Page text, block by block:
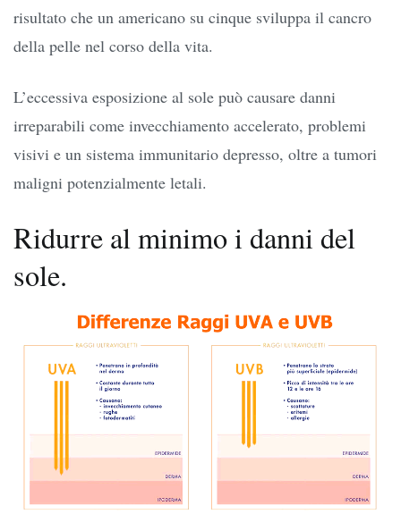
risultato che un americano su cinque sviluppa il cancro
della pelle nel corso della vita.
L’eccessiva esposizione al sole può causare danni
irreparabili come invecchiamento accelerato, problemi
visivi e un sistema immunitario depresso, oltre a tumori
maligni potenzialmente letali.
Ridurre al minimo i danni del
sole.